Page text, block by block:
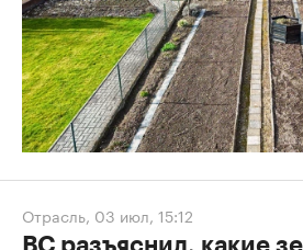
Отрасль, 03 июл, 15:12